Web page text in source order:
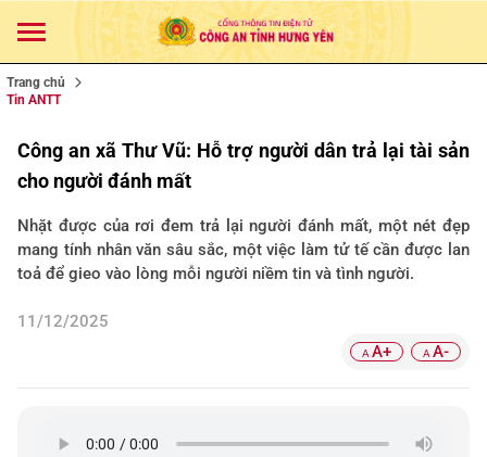
Trang chủ
Tin ANTT
Công an xã Thư Vũ: Hỗ trợ người dân trả lại tài sản
cho người đánh mất
Nhặt được của rơi đem trả lại người đánh mất, một nét đẹp
mang tính nhân văn sâu sắc, một việc làm tử tế cần được lan
toả để gieo vào lòng mỗi người niềm tin và tình người.
11/12/2025
A A+ A A-